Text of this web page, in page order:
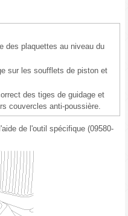
des plaquettes au niveau du
sur les soufflets de piston et
des tiges de guidage et
couvercles anti-poussière.
de l'outil spécifique (09580-